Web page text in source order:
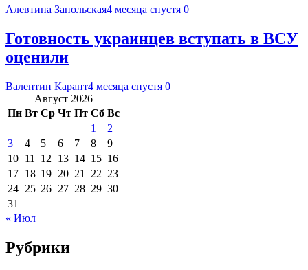
Алевтина Запольская4 месяца спустя 0
Готовность украинцев вступать в ВСУ
оценили
Валентин Карант4 месяца спустя 0
Август 2026
Пн Вт Ср Чт Пт Сб Вс
1
2
3
4 5 6 7 8
9
10 11 12 13 14 15 16
17 18 19 20 21 22 23
24 25 26 27 28 29 30
31
« Июл
Рубрики